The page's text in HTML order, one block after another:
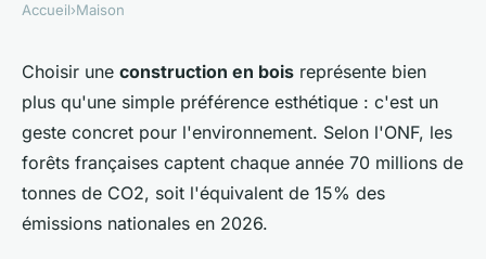
Construire une maison en bois
pour une planète verte
admin•16 janvier 2026•7 min de lecture
Accueil›Maison
Choisir une construction en bois représente bien
plus qu'une simple préférence esthétique : c'est un
geste concret pour l'environnement. Selon l'ONF, les
forêts françaises captent chaque année 70 millions de
tonnes de CO2, soit l'équivalent de 15% des
émissions nationales en 2026.